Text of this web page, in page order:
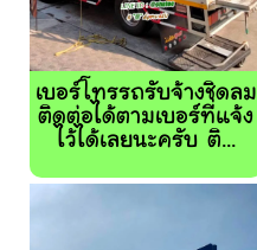
เบอร์โทรรถรับจ้างชิดลม
ติดต่อได้ตามเบอร์ที่แจ้ง
ไว้ได้เลยนะครับ ติ...